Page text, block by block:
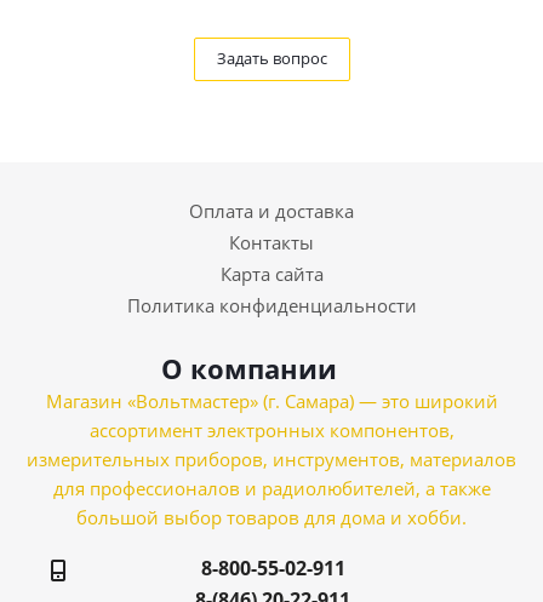
Задать вопрос
Оплата и доставка
Контакты
Карта сайта
Политика конфиденциальности
О компании
Магазин «Вольтмастер» (г. Самара) — это широкий
ассортимент электронных компонентов,
измерительных приборов, инструментов, материалов
для профессионалов и радиолюбителей, а также
большой выбор товаров для дома и хобби.
8-800-55-02-911